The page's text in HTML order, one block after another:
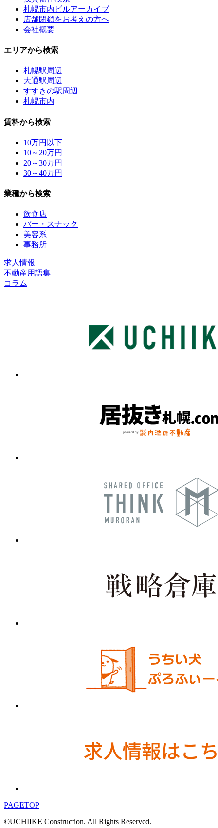
札幌市内ビルアーカイブ
店舗閉鎖をお考えの方へ
会社概要
エリアから検索
札幌駅周辺
大通駅周辺
すすきの駅周辺
札幌市内
賃料から検索
10万円以下
10～20万円
20～30万円
30～40万円
業種から検索
飲食店
バー・スナック
美容系
事務所
求人情報
不動産用語集
コラム
PAGETOP
©UCHIIKE Construction. All Rights Reserved.